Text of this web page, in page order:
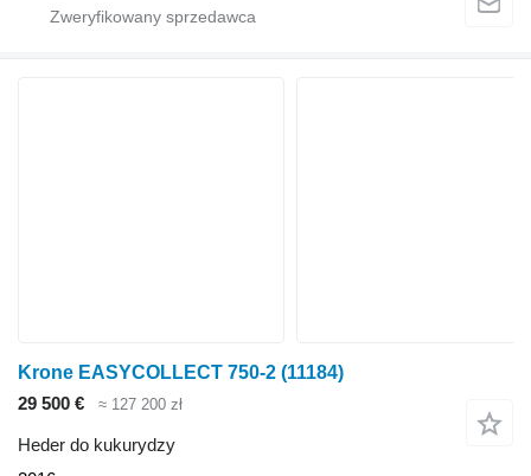
Krone EASYCOLLECT 750-2 (11184)
29 500 €
≈ 127 200 zł
Heder do kukurydzy